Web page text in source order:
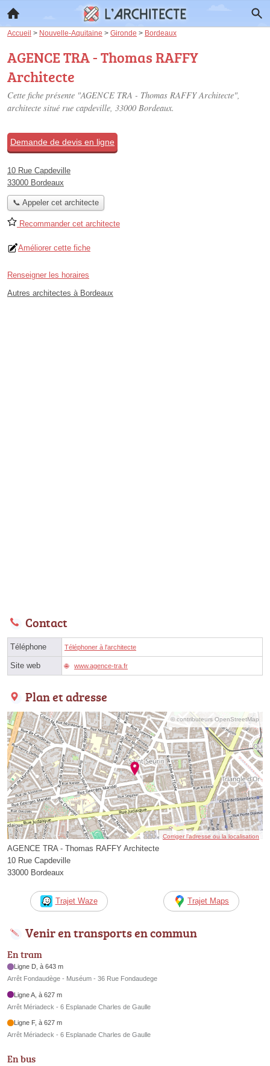
Accueil > Nouvelle-Aquitaine > Gironde > Bordeaux
AGENCE TRA - Thomas RAFFY
Architecte
Cette fiche présente "AGENCE TRA - Thomas RAFFY Architecte",
architecte situé rue capdeville, 33000 Bordeaux.
Demande de devis en ligne
10 Rue Capdeville
33000 Bordeaux
📞 Appeler cet architecte
Recommander cet architecte
Améliorer cette fiche
Renseigner les horaires
Autres architectes à Bordeaux
Contact
Téléphone Téléphoner à l'architecte
Site web www.agence-tra.fr
Plan et adresse
© contributeurs OpenStreetMap
Corriger l’adresse ou la localisation
AGENCE TRA - Thomas RAFFY Architecte
10 Rue Capdeville
33000 Bordeaux
Trajet Waze Trajet Maps
Venir en transports en commun
En tram
Ligne D, à 643 m
Arrêt Fondaudège - Muséum - 36 Rue Fondaudege
Ligne A, à 627 m
Arrêt Mériadeck - 6 Esplanade Charles de Gaulle
Ligne F, à 627 m
Arrêt Mériadeck - 6 Esplanade Charles de Gaulle
En bus